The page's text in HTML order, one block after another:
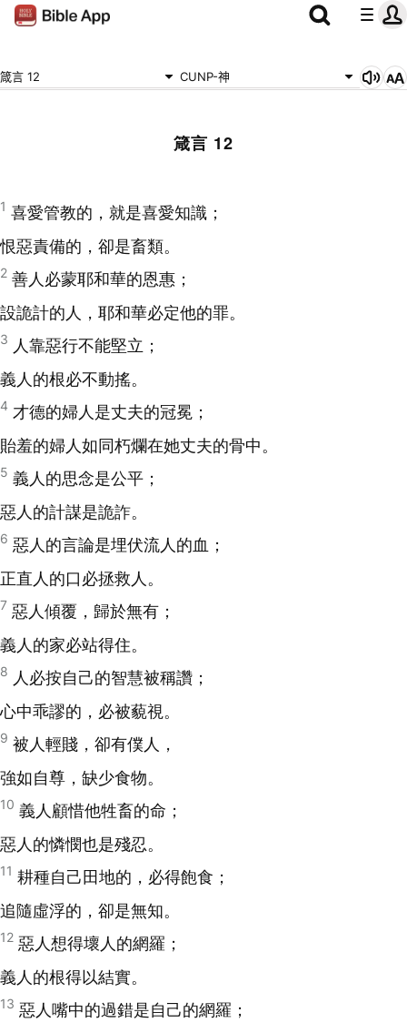
箴言 12 CUNP-神
箴言 12
1 喜愛管教的，就是喜愛知識；
恨惡責備的，卻是畜類。
2 善人必蒙耶和華的恩惠；
設詭計的人，耶和華必定他的罪。
3 人靠惡行不能堅立；
義人的根必不動搖。
4 才德的婦人是丈夫的冠冕；
貽羞的婦人如同朽爛在她丈夫的骨中。
5 義人的思念是公平；
惡人的計謀是詭詐。
6 惡人的言論是埋伏流人的血；
正直人的口必拯救人。
7 惡人傾覆，歸於無有；
義人的家必站得住。
8 人必按自己的智慧被稱讚；
心中乖謬的，必被藐視。
9 被人輕賤，卻有僕人，
強如自尊，缺少食物。
10 義人顧惜他牲畜的命；
惡人的憐憫也是殘忍。
11 耕種自己田地的，必得飽食；
追隨虛浮的，卻是無知。
12 惡人想得壞人的網羅；
義人的根得以結實。
13 惡人嘴中的過錯是自己的網羅；